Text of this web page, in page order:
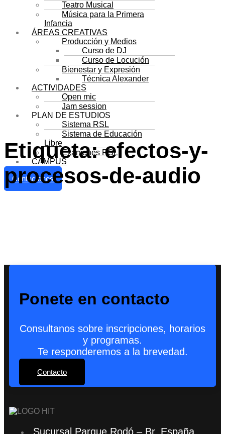
Teatro Musical
Música para la Primera
Infancia
ÁREAS CREATIVAS
Producción y Medios
Curso de DJ
Curso de Locución
Bienestar y Expresión
Técnica Alexander
ACTIVIDADES
Open mic
Jam session
PLAN DE ESTUDIOS
Sistema RSL
Sistema de Educación
Libre
Exámenes RSL
CAMPUS
Contactanos
Etiqueta:efectos-y-
procesos-de-audio
Ponete en contacto
Consultanos sobre inscripciones, horarios
y programas.
Te responderemos a la brevedad.
Contacto
Sucursal Parque Rodó – Br. España